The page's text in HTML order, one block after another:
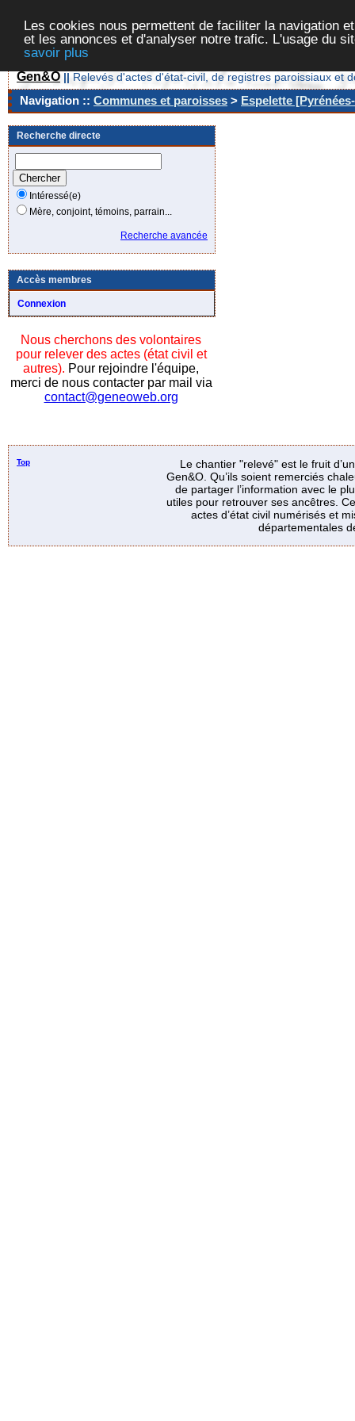
Les cookies nous permettent de faciliter la navigation
et les annonces et d'analyser notre trafic. L'usage du
savoir plus
Gen&O || Relevés d'actes d'état-civil, de registres paroissiaux et
Navigation :: Communes et paroisses > Espelette
Recherche directe
Intéressé(e)
Mère, conjoint, témoins, parrain...
Recherche avancée
Accès membres
Connexion
Nous cherchons des volontaires
pour relever des actes (état civil et
autres). Pour rejoindre l'équipe,
merci de nous contacter par mail via
contact@geneoweb.org
Top
Le chantier "relevé" est le fruit
Gen&O. Qu’ils soient remerciés
de partager l’information avec le
utiles pour retrouver ses ancêtres.
actes d’état civil numérisés et
départementales